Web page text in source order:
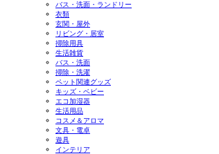
バス・洗面・ランドリー
衣類
玄関・屋外
リビング・居室
掃除用具
生活雑貨
バス・洗面
掃除・洗濯
ペット関連グッズ
キッズ・ベビー
エコ加湿器
生活用品
コスメ＆アロマ
文具・電卓
遊具
インテリア